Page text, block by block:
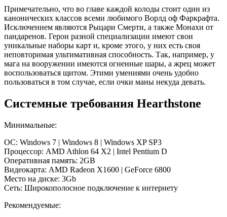
Примечательно, что во главе каждой колоды стоит один из
канонических классов всеми любимого Ворлд оф Фаркрафта.
Исключением являются Рыцари Смерти, а также Монахи от
пандаренов. Герои разной специализации имеют свои
уникальные наборы карт и, кроме этого, у них есть своя
неповторимая ультимативная способность. Так, например, у
мага на вооружении имеются огненные шары, а жрец может
воспользоваться щитом. Этими умениями очень удобно
пользоваться в том случае, если очки маны некуда девать.
Системные требования Hearthstone
Минимальные:
ОС: Windows 7 | Windows 8 | Windows XP SP3
Процессор: AMD Athlon 64 X2 | Intel Pentium D
Оперативная память: 2GB
Видеокарта: AMD Radeon X1600 | GeForce 6800
Место на диске: 3Gb
Сеть: Широкополосное подключение к интернету
Рекомендуемые: